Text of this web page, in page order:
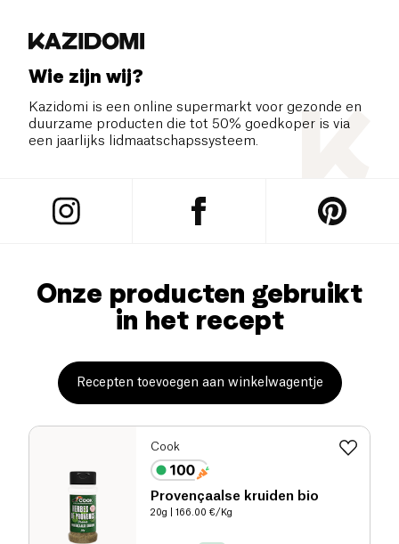
Wie zijn wij?
Kazidomi is een online supermarkt voor gezonde en
duurzame producten die tot 50% goedkoper is via
een jaarlijks lidmaatschapssysteem.
Onze producten gebruikt
in het recept
Recepten toevoegen aan winkelwagentje
Cook
Provençaalse kruiden bio
20g | 166.00 €/Kg